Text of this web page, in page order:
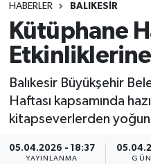
HABERLER BALIKESIR
Kütüphane
Balıkesir Büyükşehir
Haftası kapsamında
kitapseverlerden
05.04.2026 - 18:37
YAYINLANMA
Tüm Manşetler
Son Dakika Haberleri
Haber Arşivi